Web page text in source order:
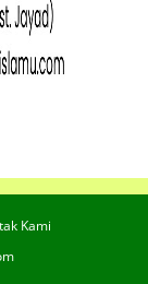
Kami